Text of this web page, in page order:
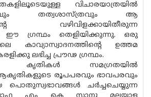
വിചാരയാത്രയില്‍
തത്വശാസ്ത്രവും ആ
വഴിവിളക്കായിതീരുന്ന
ഈ ഗ്രന്ഥം തെളിയിക്കുന്നു. ഒരു
കാവ്യാസ്വാദനത്തിന്റെ ഉത്തമ
ലഭിച്ച പ്രൗഢ ഗ്രന്ഥം.
കൃതികള്‍ സമഗ്രതയില്‍
രൂപപരവും ഭാവപരവും
ചര്‍ച്ചചെയ്യുന്ന